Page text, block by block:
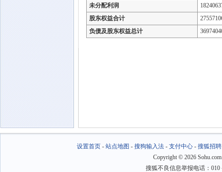
未分配利润
股东权益合计
负债及股东权益总计
设置首页- 站点地图 - 搜狗输入法- 支付中心- 搜狐招聘
Copyright © 2026
搜狐不良信息举报电话：010